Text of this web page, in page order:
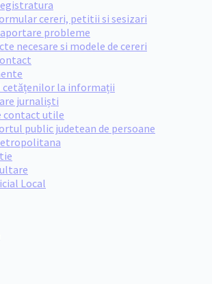
cereri, petitii si sesizari
probleme
necesare si modele de cereri
cetățenilor la informații
jurnaliști
contact utile
public judetean de persoane
Local